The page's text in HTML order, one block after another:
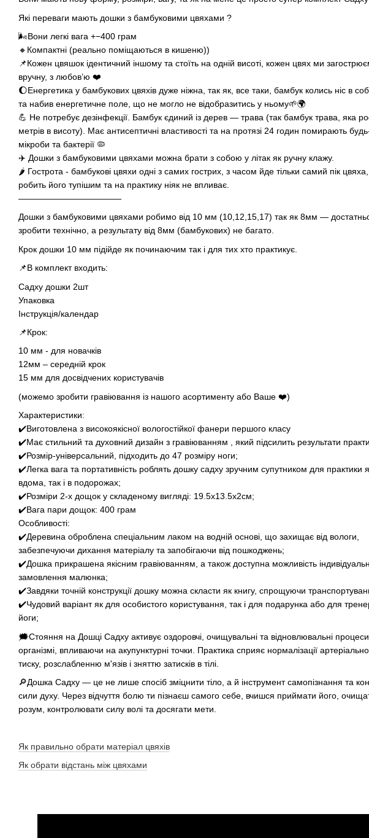
Які переваги мають дошки з бамбуковими цвяхами ?
🌬Вони легкі вага +−400 грам
🔸Компактні (реально поміщаються в кишеню))
📌Кожен цвяшок ідентичний іншому та стоїть на одній висоті, кожен цвях ми
вручну, з любов’ю ❤️
🌔Енергетика у бамбукових цвяхів дуже ніжна, так як, все таки, бамбук колись ніс в
та набив енергетичне поле, що не могло не відобразитись у ньому🌱🌍
💪 Не потребує дезінфекції. Бамбук єдиний із дерев — трава (так бамбук трава, яка
метрів в висоту). Має антисептичні властивості та на протязі 24 годин помирають
мікроби та бактерії 🦠
✈️ Дошки з бамбуковими цвяхами можна брати з собою у літак як ручну клажу.
🌶 Гострота - бамбукові цвяхи одні з самих гострих, з часом йде тільки самий пік
робить його тупішим та на практику ніяк не впливає.
————————————
Дошки з бамбуковими цвяхами робимо від 10 мм (10,12,15,17) так як 8мм —
зробити технічно, а результату від 8мм (бамбукових) не багато.
Крок дошки 10 мм підійде як починаючим так і для тих хто практикує.
📌В комплект входить:
Садху дошки 2шт
Упаковка
Інструкція/календар
📌Крок:
10 мм - для новачків
12мм – середній крок
15 мм для досвідчених користувачів
(можемо зробити гравіювання із нашого асортименту або Ваше ❤️)
Характеристики:
✔️Виготовлена з високоякісної вологостійкої фанери першого класу
✔️Має стильний та духовний дизайн з гравіюванням , який підсилить результати
✔️Розмір-універсальний, підходить до 47 розміру ноги;
✔️Легка вага та портативність роблять дошку садху зручним супутником для практики
вдома, так і в подорожах;
✔️Розміри 2-х дощок у складеному вигляді: 19.5х13.5х2см;
✔️Вага пари дощок: 400 грам
Особливості:
✔️Деревина оброблена спеціальним лаком на водній основі, що захищає від вологи,
забезпечуючи дихання матеріалу та запобігаючи від пошкоджень;
✔️Дошка прикрашена якісним гравіюванням, а також доступна можливість
замовлення малюнка;
✔️Завдяки точній конструкції дошку можна скласти як книгу, спрощуючи
✔️Чудовий варіант як для особистого користування, так і для подарунка або для
йоги;
🗯Стояння на Дошці Садху активує оздоровчі, очищувальні та відновлювальні
організмі, впливаючи на акупунктурні точки. Практика сприяє нормалізації
тиску, розслабленню м'язів і зняттю затисків в тілі.
🔎Дошка Садху — це не лише спосіб зміцнити тіло, а й інструмент самопізнання та
сили духу. Через відчуття болю ти пізнаєш самого себе, вчишся приймати його,
розум, контролювати силу волі та досягати мети.
Як правильно обрати матеріал цвяхів
Як обрати відстань між цвяхами